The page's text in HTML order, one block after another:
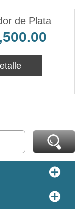
de Plata